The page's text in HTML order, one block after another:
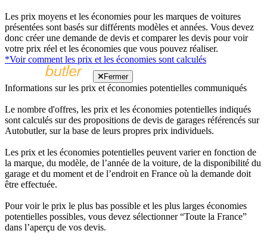
Les prix moyens et les économies pour les marques de voitures
présentées sont basés sur différents modèles et années. Vous devez
donc créer une demande de devis et comparer les devis pour voir
votre prix réel et les économies que vous pouvez réaliser.
*Voir comment les prix et les économies sont calculés
Fermer
Informations sur les prix et économies potentielles communiqués
Le nombre d'offres, les prix et les économies potentielles indiqués
sont calculés sur des propositions de devis de garages référencés sur
Autobutler, sur la base de leurs propres prix individuels.
Les prix et les économies potentielles peuvent varier en fonction de
la marque, du modèle, de l’année de la voiture, de la disponibilité du
garage et du moment et de l’endroit en France où la demande doit
être effectuée.
Pour voir le prix le plus bas possible et les plus larges économies
potentielles possibles, vous devez sélectionner “Toute la France”
dans l’aperçu de vos devis.